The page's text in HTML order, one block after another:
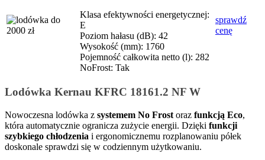
Klasa efektywności energetycznej:
E
Poziom hałasu (dB): 42
Wysokość (mm): 1760
Pojemność całkowita netto (l): 282
NoFrost: Tak
sprawdź
cenę
Lodówka Kernau KFRC 18161.2 NF W
Nowoczesna lodówka z systemem No Frost oraz funkcją Eco,
która automatycznie ogranicza zużycie energii. Dzięki funkcji
szybkiego chłodzenia i ergonomicznemu rozplanowaniu półek
doskonale sprawdzi się w codziennym użytkowaniu.